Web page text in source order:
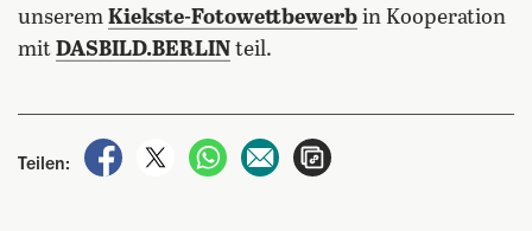
unserem Kiekste-Fotowettbewerb in Kooperation
mit DASBILD.BERLIN teil.
Teilen:
auf Facebook teilen
auf X teilenper WhatsApp teilen
per E-Mail teilen